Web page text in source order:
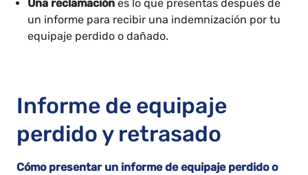
Una reclamación es lo que presentas después de
un informe para recibir una indemnización por tu
equipaje perdido o dañado.
Informe de equipaje
perdido y retrasado
Cómo presentar un informe de equipaje perdido o